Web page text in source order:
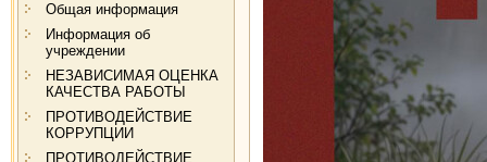
Общая информация
Информация об
учреждении
НЕЗАВИСИМАЯ ОЦЕНКА
КАЧЕСТВА РАБОТЫ
ПРОТИВОДЕЙСТВИЕ
КОРРУПЦИИ
ПРОТИВОДЕЙСТВИЕ